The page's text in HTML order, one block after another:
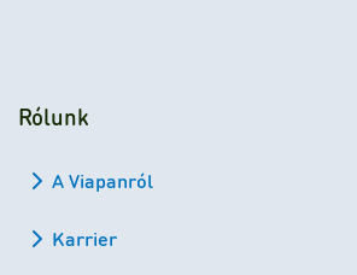
Rólunk
A Viapanról
Karrier